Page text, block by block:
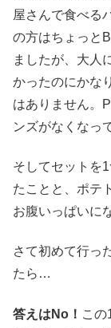
屋さんで食べる
の方はちょっと
ましたが、大人
かったのにかな
はありません。
ンズがなくなっ
そしてセットを
たことと、ポテ
お腹いっぱいに
さて初めて行っ
たら…
答えはNo！ こ